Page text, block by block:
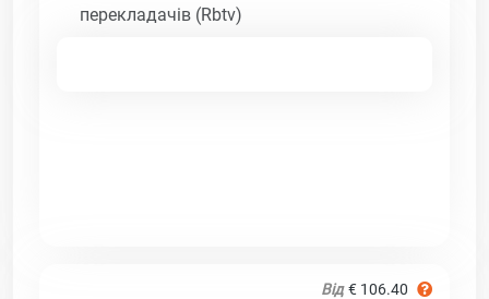
перекладачів (Rbtv)
Від € 106.40